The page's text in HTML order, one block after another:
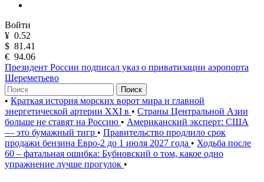
Войти
¥ 0.52
$ 81.41
€ 94.06
Президент России подписал указ о приватизации аэропорта
Шереметьево
Поиск
• Краткая история морских ворот мира и главной
энергетической артерии XXI в • Страны Центральной Азии
больше не ставят на Россию • Американский эксперт: США
— это бумажный тигр • Правительство продлило срок
продажи бензина Евро-2 до 1 июля 2027 года • Ходьба после
60 – фатальная ошибка: Бубновский о том, какое одно
упражнение лучше прогулок •